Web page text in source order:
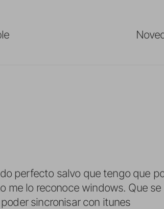
perfecto salvo que tengo que
me lo reconoce windows. Que
sincronisar con itunes